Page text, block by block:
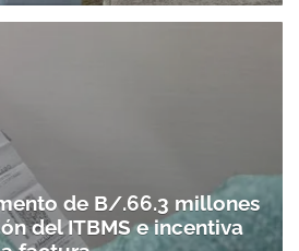
de B/.66.3 millones
del ITBMS e incentiva